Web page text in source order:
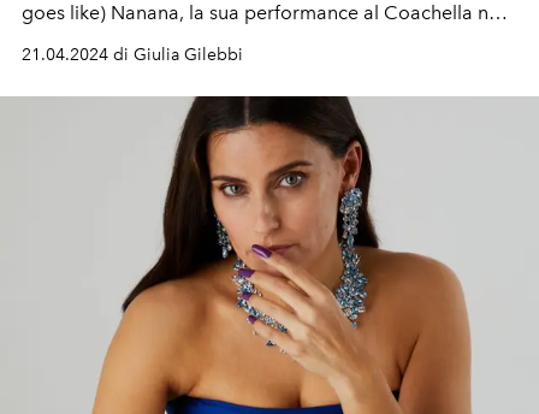
goes like) Nanana, la sua performance al Coachella ne è
una conferma. Il 7 giugno esce il suo primo album “I
di eccezione con Lenny Kravitz.
21.04.2024 di Giulia Gilebbi